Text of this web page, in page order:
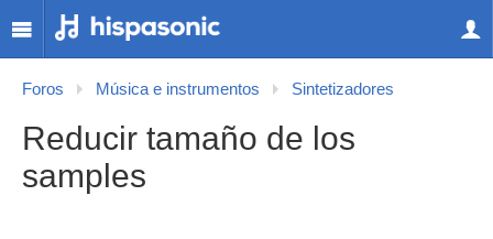
Foros Música e instrumentos Sintetizadores
Reducir tamaño de los
samples